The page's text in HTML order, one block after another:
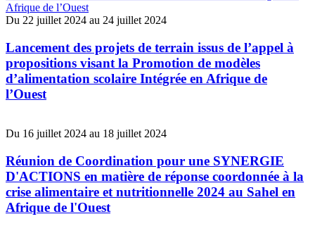
Projets
Explorer les projets terrain
Programme d’Appui à la Commercialisation du Bétail en
Afrique de l’Ouest, deuxième phase (PACBAO-2)
Renforcement des capacités institutionnelles de la
Du 22 juillet 2024 au 24 juillet 2024
Lancement des projets de terrain issus de l’appel à
propositions visant la Promotion de modèles
d’alimentation scolaire Intégrée en Afrique de
l’Ouest
Du 16 juillet 2024 au 18 juillet 2024
Réunion de Coordination pour une SYNERGIE
D'ACTIONS en matière de réponse coordonnée à la
crise alimentaire et nutritionnelle 2024 au Sahel en
Afrique de l'Ouest